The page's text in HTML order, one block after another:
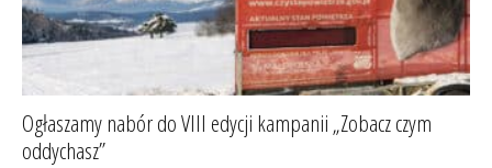
Ogłaszamy nabór do VIII edycji kampanii „Zobacz czym
oddychasz”